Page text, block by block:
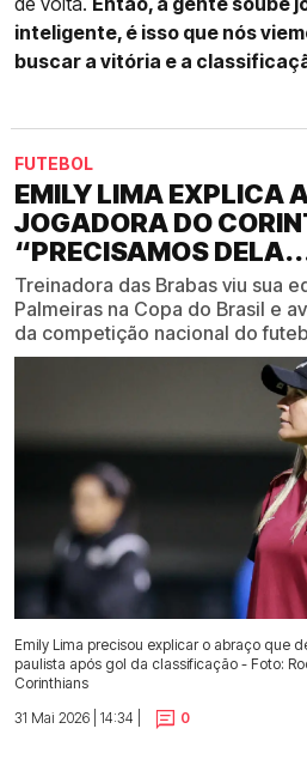
inteligente, é isso que nós
buscar a vitória e a
FUTEBOL
EMILY LIMA EXPLICA
JOGADORA DO
“PRECISAMOS
Treinadora das Brabas viu sua
Palmeiras na Copa do Brasil e
da competição nacional do
Emily Lima precisou explicar o abraço que
paulista após gol da classificação - Foto:
Corinthians
31 Mai 2026 | 14:34 |
0